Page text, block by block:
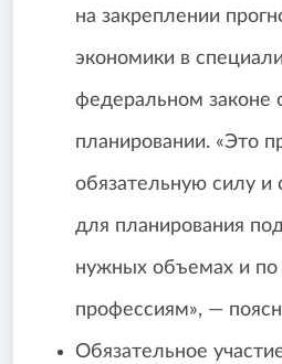
на закреплении
экономики в
федеральном законе
планировании. «Это
обязательную силу и
для планирования
нужных объемах и
профессиям», —
Обязательное